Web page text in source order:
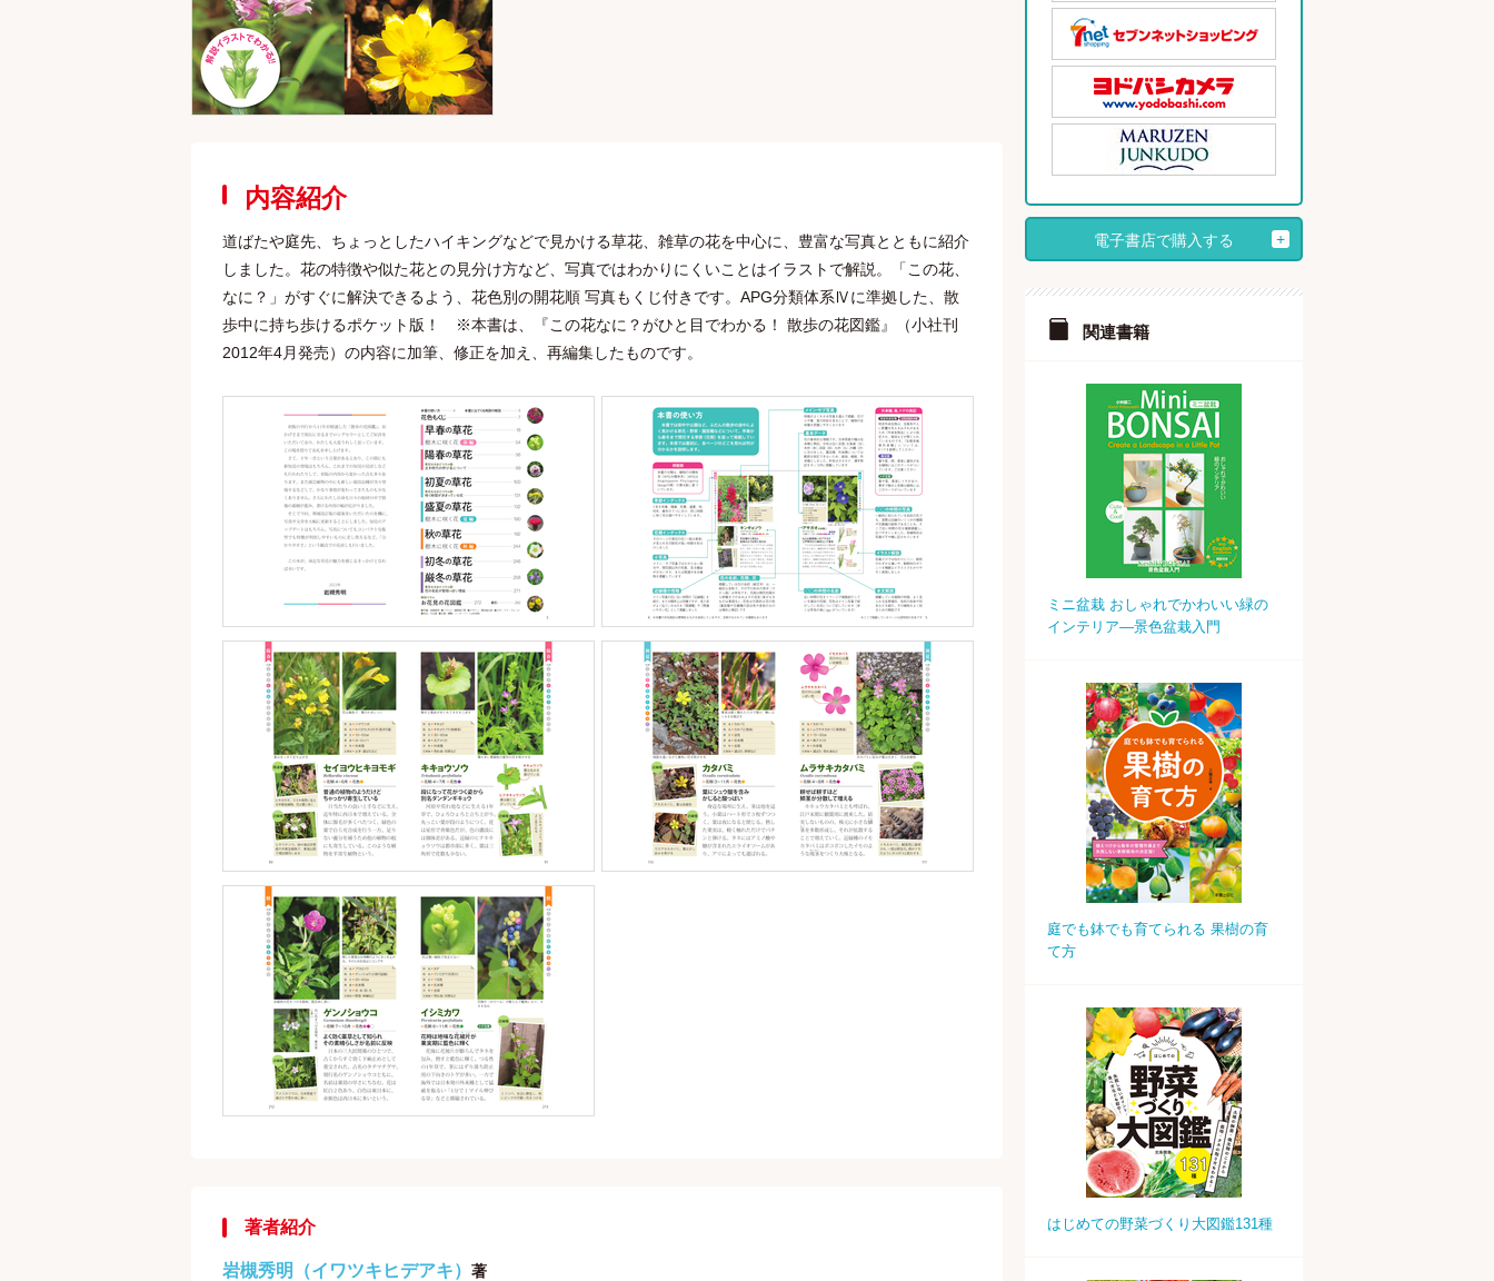
内容紹介
道ばたや庭先、ちょっとしたハイキングなどで見かける草花、雑草の花を中心に、豊富な写真とともに紹介
しました。花の特徴や似た花との見分け方など、写真ではわかりにくいことはイラストで解説。「この花、
なに？」がすぐに解決できるよう、花色別の開花順 写真もくじ付きです。APG分類体系Ⅳに準拠した、散
歩中に持ち歩けるポケット版！ ※本書は、『この花なに？がひと目でわかる！ 散歩の花図鑑』（小社刊
2012年4月発売）の内容に加筆、修正を加え、再編集したものです。
著者紹介
岩槻秀明（イワツキヒデアキ） 著
電子書店で購入する
関連書籍
ミニ盆栽 おしゃれでかわいい緑の
インテリア―景色盆栽入門
庭でも鉢でも育てられる 果樹の育
て方
はじめての野菜づくり大図鑑131種